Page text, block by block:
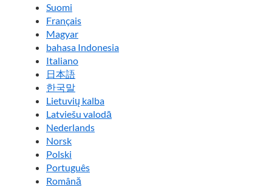
Suomi
Français
Magyar
bahasa Indonesia
Italiano
日本語
한국말
Lietuvių kalba
Latviešu valodā
Nederlands
Norsk
Polski
Português
Română